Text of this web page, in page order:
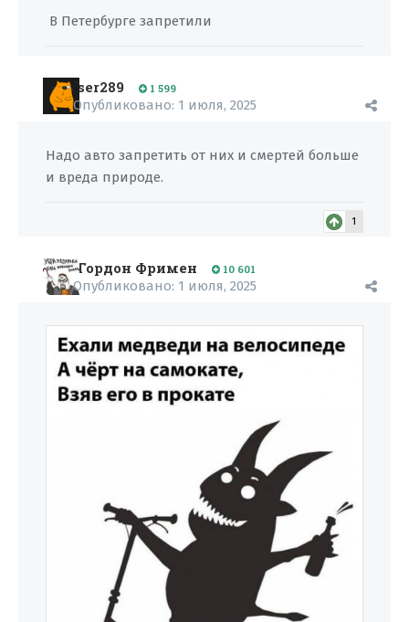
В Петербурге запретили
ser289 1 599
Опубликовано: 1 июля, 2025
Надо авто запретить от них и смертей больше
и вреда природе.
1
Гордон Фримен 10 601
Опубликовано: 1 июля, 2025